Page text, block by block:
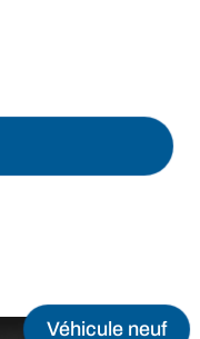
Véhicule neuf